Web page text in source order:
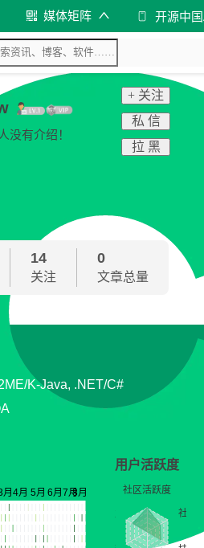
媒体矩阵 开源中
没有介绍！
+ 关注
私 信
拉 黑
14
关注
0
文章总量
K-Java, .NET/C#
用户活跃度